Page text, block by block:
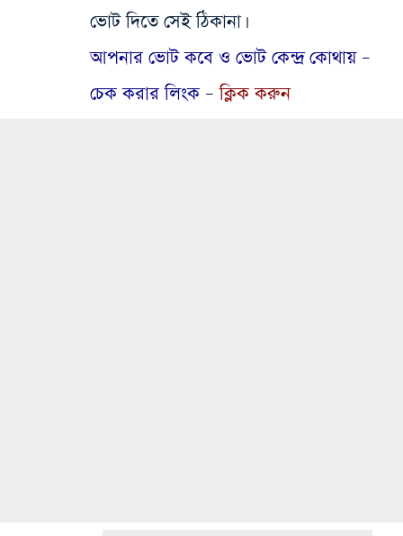
ভোট দিতে সেই ঠিকানা।
আপনার ভোট কবে ও ভোট কেন্দ্র কোথায় –
চেক করার লিংক –ক্লিক করুন